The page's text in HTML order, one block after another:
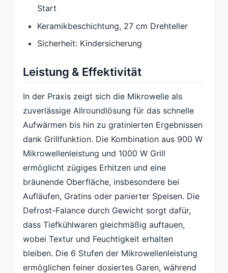
Start
Keramikbeschichtung, 27 cm Drehteller
Sicherheit: Kindersicherung
Leistung & Effektivität
In der Praxis zeigt sich die Mikrowelle als
zuverlässige Allroundlösung für das schnelle
Aufwärmen bis hin zu gratinierten Ergebnissen
dank Grillfunktion. Die Kombination aus 900 W
Mikrowellenleistung und 1000 W Grill
ermöglicht zügiges Erhitzen und eine
bräunende Oberfläche, insbesondere bei
Aufläufen, Gratins oder panierter Speisen. Die
Defrost-Falance durch Gewicht sorgt dafür,
dass Tiefkühlwaren gleichmäßig auftauen,
wobei Textur und Feuchtigkeit erhalten
bleiben. Die 6 Stufen der Mikrowellenleistung
ermöglichen feiner dosiertes Garen, während